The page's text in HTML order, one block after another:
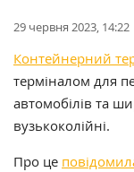
29 червня 2023, 14:22
Контейнерний
терміналом для
автомобілів та
вузькоколійні.
Про це